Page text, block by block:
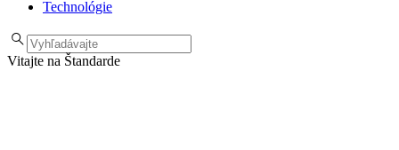
Technológie
Vitajte na Štandarde